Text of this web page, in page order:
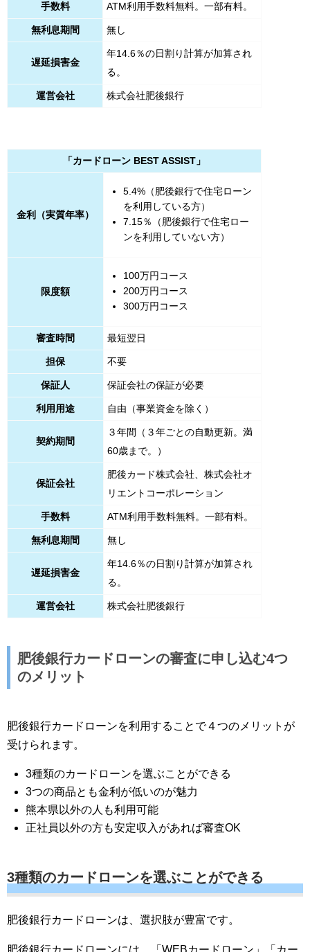
手数料 ATM利用手数料無料。一部有料。
無利息期間 無し
遅延損害金
年14.6％の日割り計算が加算され
る。
運営会社 株式会社肥後銀行
「カードローン BEST ASSIST」
金利（実質年率）
5.4%（肥後銀行で住宅ローン
を利用している方）
7.15％（肥後銀行で住宅ロー
ンを利用していない方）
限度額
100万円コース
200万円コース
300万円コース
審査時間 最短翌日
担保 不要
保証人 保証会社の保証が必要
利用用途 自由（事業資金を除く）
契約期間
３年間（３年ごとの自動更新。満
60歳まで。）
保証会社
肥後カード株式会社、株式会社オ
リエントコーポレーション
手数料 ATM利用手数料無料。一部有料。
無利息期間 無し
遅延損害金
年14.6％の日割り計算が加算され
る。
運営会社 株式会社肥後銀行
肥後銀行カードローンの審査に申し込む4つ
のメリット
肥後銀行カードローンを利用することで４つのメリットが
受けられます。
3種類のカードローンを選ぶことができる
3つの商品とも金利が低いのが魅力
熊本県以外の人も利用可能
正社員以外の方も安定収入があれば審査OK
3種類のカードローンを選ぶことができる
肥後銀行カードローンは、選択肢が豊富です。
肥後銀行カードローンには、「WEBカードローン」「カー